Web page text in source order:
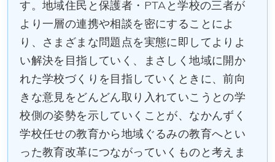
す。地域住民と保護者・PTAと学校の三者が
より一層の連携や相談を密にすることによ
り、さまざまな問題点を実態に即してよりよ
い解決を目指していく、まさしく地域に開か
れた学校づくりを目指していくときに、前向
きな意見をどんどん取り入れていこうとの学
校側の姿勢を示していくことが、なかんずく
学校任せの教育から地域ぐるみの教育へとい
った教育改革につながっていくものと考えま